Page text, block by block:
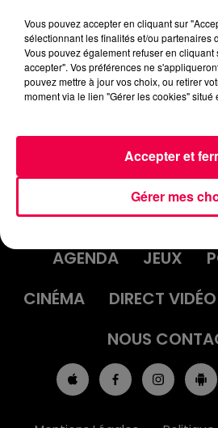
JEU DE
21 OCTOBRE
ACCUEIL INFOS
AGENDA
JEUX
CINÉMA
DIRECT VIDÉO
NOUS
Vous pouvez accepter en cliquant sur
sélectionnant les finalités et/ou partenaires
Vous pouvez également refuser en cliquant
accepter". Vos préférences ne
pouvez mettre à jour vos choix, ou retirer
moment via le lien "Gérer les cookies" situé
Gérer mes
Accepter et